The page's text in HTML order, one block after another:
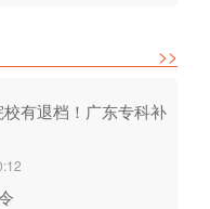
>>
有退档！广东专科补